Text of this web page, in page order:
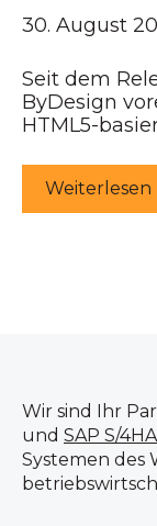
30. August
Seit dem
ByDesign
HTML5-
Weiterlesen
Wir sind Ihr
und SAP S/
Systemen